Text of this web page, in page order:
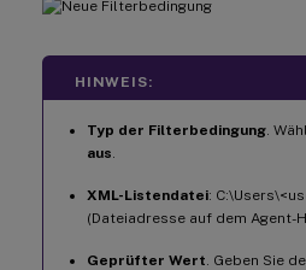
HINWEIS:
Typ der Filterbedingung .
aus
XML-Listendatei:
(Dateiadresse auf dem Agent-
Geprüfter Wert . Geben Sie